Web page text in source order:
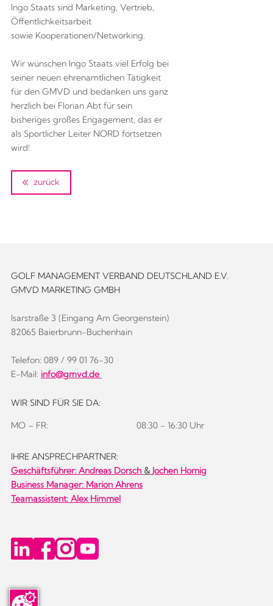
Ingo Staats sind Marketing, Vertrieb,
Öffentlichkeitsarbeit
sowie Kooperationen/Networking.
Wir wünschen Ingo Staats viel Erfolg bei
seiner neuen ehrenamtlichen Tätigkeit
für den GMVD und bedanken uns ganz
herzlich bei Florian Abt für sein
bisheriges großes Engagement, das er
als Sportlicher Leiter NORD fortsetzen
wird!
zurück
GOLF MANAGEMENT VERBAND DEUTSCHLAND E.V.
GMVD MARKETING GMBH
Isarstraße 3 (Eingang Am Georgenstein)
82065 Baierbrunn-Buchenhain
Telefon: 089 / 99 01 76-30
E-Mail: info@gmvd.de
WIR SIND FÜR SIE DA:
MO – FR: 08:30 - 16:30 Uhr
IHRE ANSPRECHPARTNER:
Geschäftsführer: Andreas Dorsch& Jochen Hornig
Business Manager: Marion Ahrens
Teamassistent: Alex Himmel